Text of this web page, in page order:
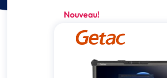
Nouveau!